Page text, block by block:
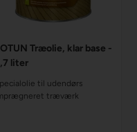
Træolie, klar base -
liter
til udendørs
træværk